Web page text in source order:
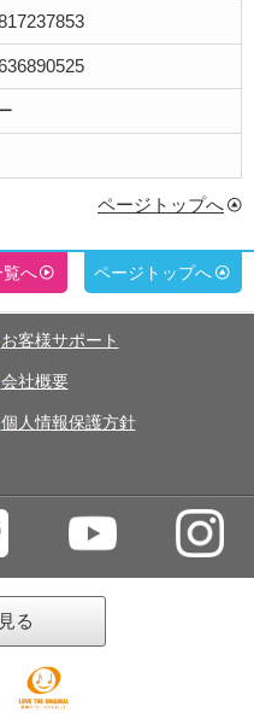
ページトップへ
覧へ ページトップへ
お客様サポート
会社概要
個人情報保護方針
る